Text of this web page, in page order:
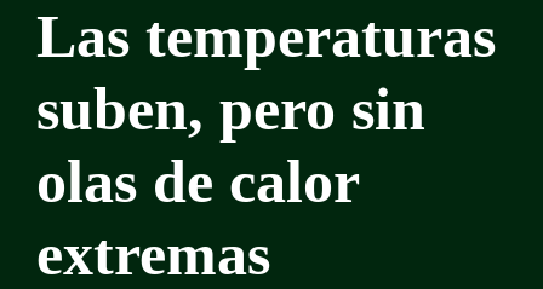
Las temperaturas
suben, pero sin
olas de calor
extremas